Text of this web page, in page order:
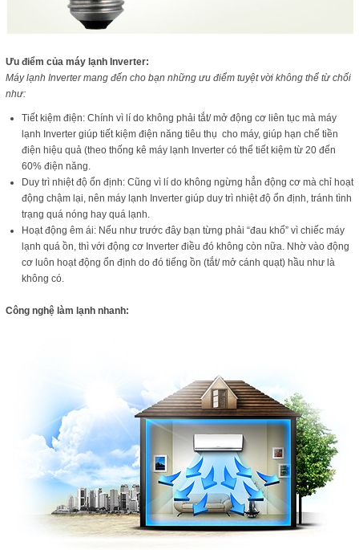
Ưu điểm của máy lạnh Inverter:
Máy lạnh Inverter mang đến cho bạn những ưu điểm tuyệt vời không thể từ chối
như:
Tiết kiệm điện: Chính vì lí do không phải tắt/ mở động cơ liên tục mà máy
lạnh Inverter giúp tiết kiệm điện năng tiêu thụ cho máy, giúp hạn chế tiền
điện hiệu quả (theo thống kê máy lạnh Inverter có thể tiết kiệm từ 20 đến
60% điện năng.
Duy trì nhiệt độ ổn định: Cũng vì lí do không ngừng hẳn động cơ mà chỉ hoạt
động chậm lại, nên máy lạnh Inverter giúp duy trì nhiệt độ ổn định, tránh tình
trạng quá nóng hay quá lạnh.
Hoạt động êm ái: Nếu như trước đây bạn từng phải “đau khổ” vì chiếc máy
lạnh quá ồn, thì với động cơ Inverter điều đó không còn nữa. Nhờ vào động
cơ luôn hoạt động ổn định do đó tiếng ồn (tắt/ mở cánh quạt) hầu như là
không có.
Công nghệ làm lạnh nhanh: